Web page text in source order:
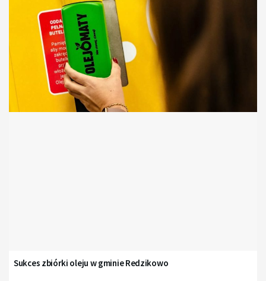
Sukces zbiórki oleju w gminie Redzikowo